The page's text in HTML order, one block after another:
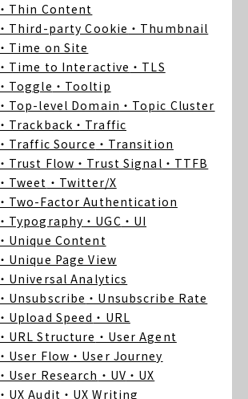
・Thin Content
・Third-party Cookie ・Thumbnail
・Time on Site
・Time to Interactive ・TLS
・Toggle ・Tooltip
・Top-level Domain ・Topic Cluster
・Trackback ・Traffic
・Traffic Source ・Transition
・Trust Flow ・Trust Signal ・TTFB
・Tweet ・Twitter/X
・Two-Factor Authentication
・Typography ・UGC ・UI
・Unique Content
・Unique Page View
・Universal Analytics
・Unsubscribe ・Unsubscribe Rate
・Upload Speed ・URL
・URL Structure ・User Agent
・User Flow ・User Journey
・User Research ・UV ・UX
・UX Audit ・UX Writing